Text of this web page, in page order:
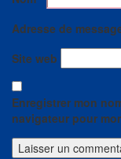
Adresse de
Site web
Enregistrer mon
navigateur pour